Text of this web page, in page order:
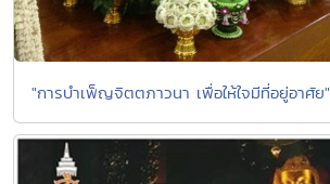
"การบำเพ็ญจิตตภาวนา เพื่อให้ใจมีที่อยู่อาศัย"